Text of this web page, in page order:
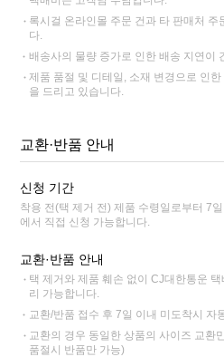
록시걸 온라인몰 주문 건과 타 판매처 주
다.
배송사의 물량 증가로 인한 배송 지연이
제품 품절 및 디테일, 소재 변경으로 인
을 드리고 있습니다.
교환·반품 안내
신청 기간
착용 전(택 제거 전) 제품 수령일로부터 7
에서 직접 신청 가능합니다.
교환·반품 안내
택 제거와 제품 훼손 없이 CJ대한통운
리 가능합니다.
교환/반품 접수 후 7일 이내 미도착시 자
교환의 경우 동일한 상품의 사이즈 교환
품절시 반품만 가능)